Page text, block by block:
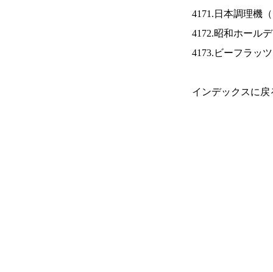
4171.日本調理機（
4172.昭和ホール
4173.ビーフラッ
インデックスに戻